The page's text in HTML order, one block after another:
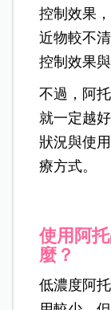
控制效果
近物較不
控制效果
不過，阿
就一定越
狀況與使
療方式。
使用阿
麼？
低濃度阿